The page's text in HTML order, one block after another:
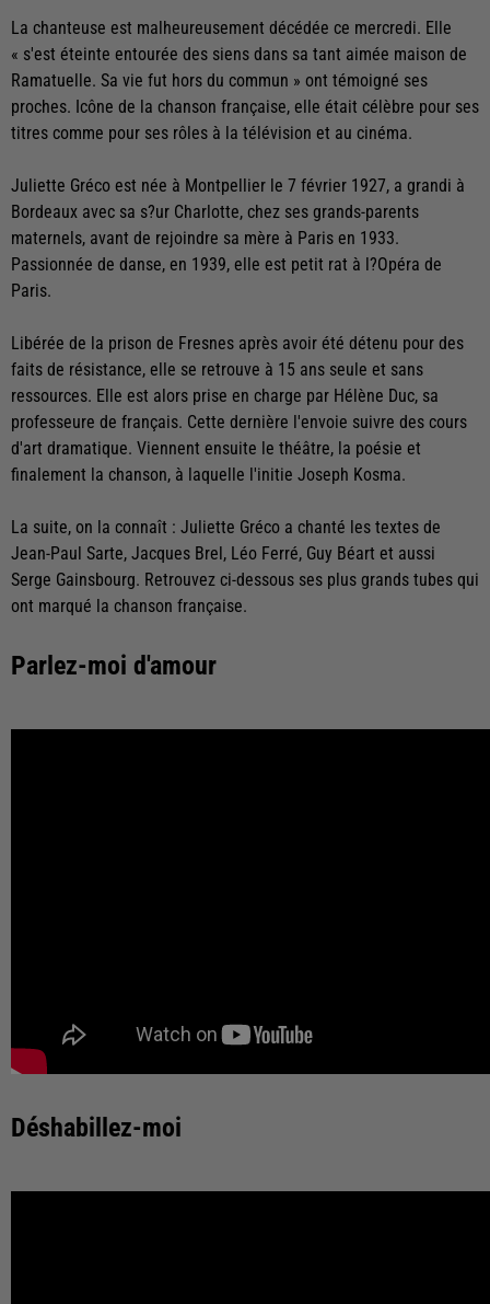
La chanteuse est malheureusement décédée ce mercredi. Elle
« s'est éteinte entourée des siens dans sa tant aimée maison de
Ramatuelle. Sa vie fut hors du commun » ont témoigné ses
proches. Icône de la chanson française, elle était célèbre pour ses
titres comme pour ses rôles à la télévision et au cinéma.
Juliette Gréco est née à Montpellier le 7 février 1927, a grandi à
Bordeaux avec sa s?ur Charlotte, chez ses grands-parents
maternels, avant de rejoindre sa mère à Paris en 1933.
Passionnée de danse, en 1939, elle est petit rat à l?Opéra de
Paris.
Libérée de la prison de Fresnes après avoir été détenu pour des
faits de résistance, elle se retrouve à 15 ans seule et sans
ressources. Elle est alors prise en charge par Hélène Duc, sa
professeure de français. Cette dernière l'envoie suivre des cours
d'art dramatique. Viennent ensuite le théâtre, la poésie et
finalement la chanson, à laquelle l'initie Joseph Kosma.
La suite, on la connaît : Juliette Gréco a chanté les textes de
Jean-Paul Sarte, Jacques Brel, Léo Ferré, Guy Béart et aussi
Serge Gainsbourg. Retrouvez ci-dessous ses plus grands tubes qui
ont marqué la chanson française.
Parlez-moi d'amour
Déshabillez-moi